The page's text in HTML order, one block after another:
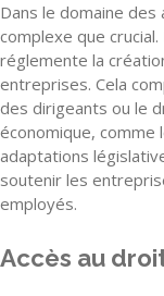
Dans le domaine
complexe que crucial.
réglemente la
entreprises. Cela
des dirigeants ou le
économique, comme
adaptations
soutenir les
employés.
Accès au